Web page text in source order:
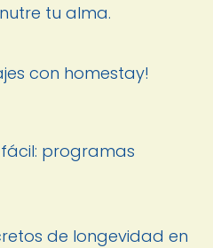
tu alma.
con homestay!
programas
de longevidad en